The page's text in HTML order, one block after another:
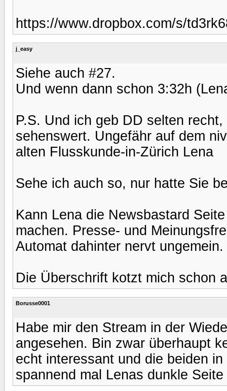
https://www.dropbox.com/s/
j_easy
Siehe auch #27.
Und wenn dann schon 3:32h
P.S. Und ich geb DD selten
sehenswert. Ungefähr auf dem
alten Flusskunde-in-Zürich Lena
Sehe ich auch so, nur hatte Sie
Kann Lena die Newsbastard
machen. Presse- und
Automat dahinter nervt ungemein.
Die Überschrift kotzt mich schon
Borusse0001
Habe mir den Stream in der
angesehen. Bin zwar überhaupt
echt interessant und die beiden
spannend mal Lenas dunkle